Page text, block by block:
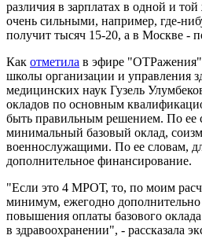
различия в зарплатах в одной и
очень сильными, например, где-
получит тысяч 15-20, а в Москве -
Как отметила в эфире
школы организации и управления
медицинских наук Гузель
окладов по основным
быть правильным решением. По ее
минимальный базовый оклад,
военнослужащими. По ее словам,
дополнительное финансирование.
"Если это 4 МРОТ, то, по моим
минимум, ежегодно
повышения оплаты базового
в здравоохранении", - рассказала